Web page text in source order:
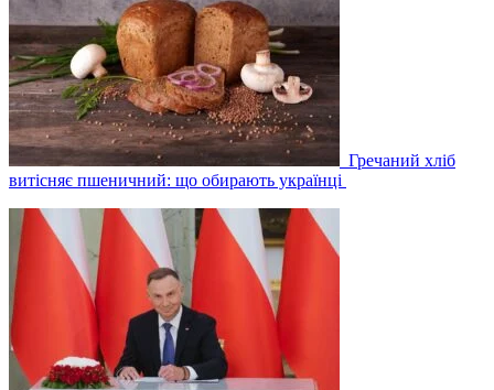
Гречаний хліб
витісняє пшеничний: що обирають українці